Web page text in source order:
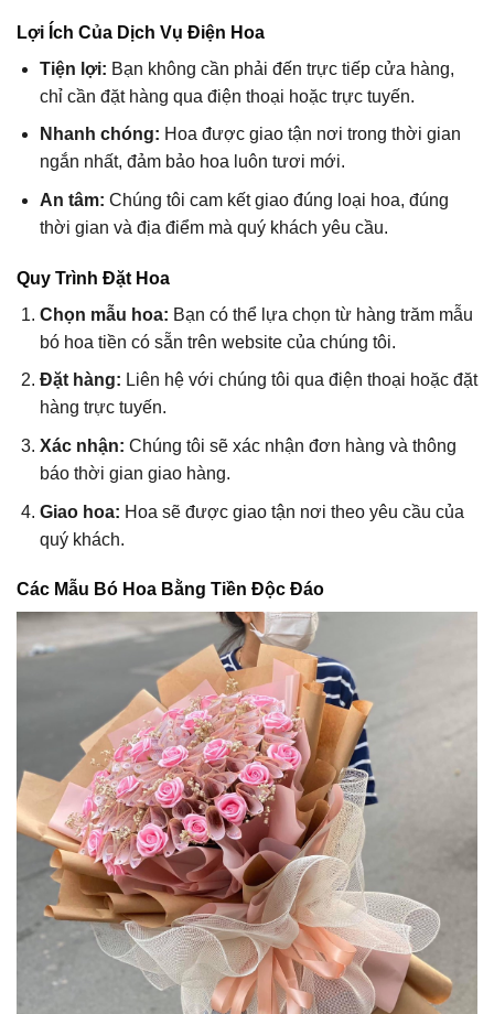
Lợi Ích Của Dịch Vụ Điện Hoa
Tiện lợi: Bạn không cần phải đến trực tiếp cửa hàng,
chỉ cần đặt hàng qua điện thoại hoặc trực tuyến.
Nhanh chóng: Hoa được giao tận nơi trong thời gian
ngắn nhất, đảm bảo hoa luôn tươi mới.
An tâm: Chúng tôi cam kết giao đúng loại hoa, đúng
thời gian và địa điểm mà quý khách yêu cầu.
Quy Trình Đặt Hoa
Chọn mẫu hoa: Bạn có thể lựa chọn từ hàng trăm mẫu
bó hoa tiền có sẵn trên website của chúng tôi.
Đặt hàng: Liên hệ với chúng tôi qua điện thoại hoặc đặt
hàng trực tuyến.
Xác nhận: Chúng tôi sẽ xác nhận đơn hàng và thông
báo thời gian giao hàng.
Giao hoa: Hoa sẽ được giao tận nơi theo yêu cầu của
quý khách.
Các Mẫu Bó Hoa Bằng Tiền Độc Đáo